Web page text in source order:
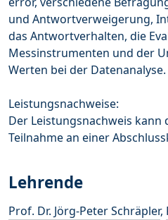
und Antwortverweigerung,
das Antwortverhalten, die
Messinstrumenten und der
Werten bei der Datenanalyse.
Leistungsnachweise:
Der Leistungsnachweis
Teilnahme an einer
Lehrende
Prof. Dr. Jörg-Peter Schräpler,